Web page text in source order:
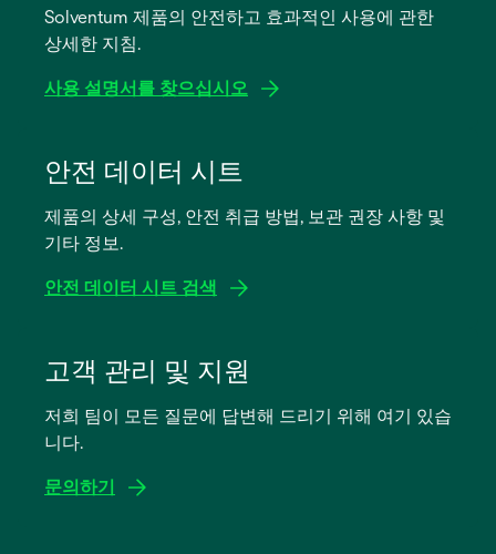
Solventum 제품의 안전하고 효과적인 사용에 관한
상세한 지침.
사용 설명서를 찾으십시오
안전 데이터 시트
제품의 상세 구성, 안전 취급 방법, 보관 권장 사항 및
기타 정보.
안전 데이터 시트 검색
고객 관리 및 지원
저희 팀이 모든 질문에 답변해 드리기 위해 여기 있습
니다.
문의하기